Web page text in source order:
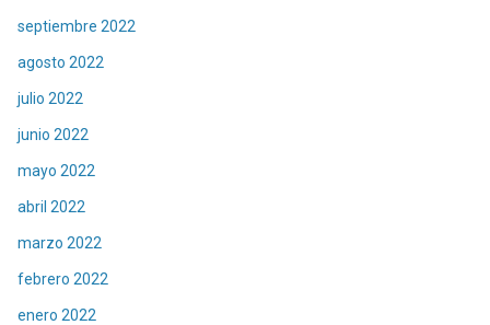
septiembre 2022
agosto 2022
julio 2022
junio 2022
mayo 2022
abril 2022
marzo 2022
febrero 2022
enero 2022